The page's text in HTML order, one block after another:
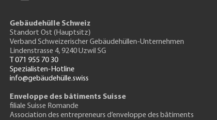
Gebäudehülle Schweiz
Standort Ost (Hauptsitz)
Verband Schweizerischer Gebäudehüllen-Unternehmen
Lindenstrasse 4, 9240 Uzwil SG
T 071 955 70 30
Spezialisten-Hotline
info@gebäudehülle.swiss
Enveloppe des bâtiments Suisse
filiale Suisse Romande
Association des entrepreneurs d’enveloppe des bâtiments